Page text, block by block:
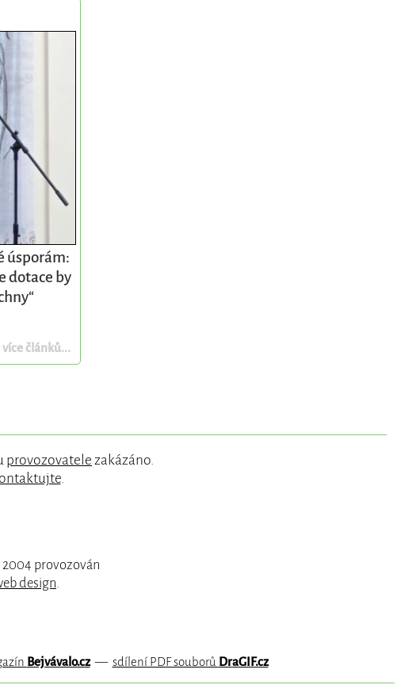
úsporám:
dotace by
článků...
provozovatele zakázáno.
.
2004 provozován
design.
Bejvávalo.cz— sdílení PDF souborů DraGIF.cz